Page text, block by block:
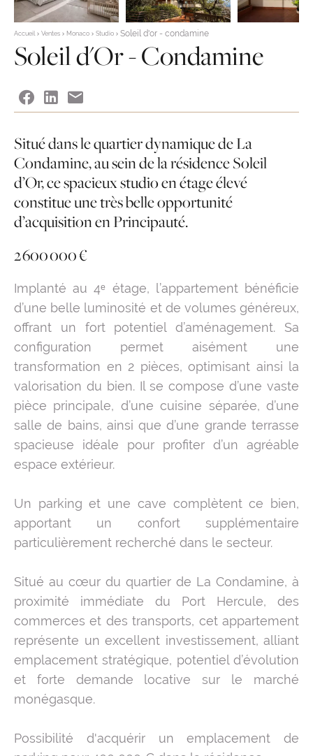
Accueil Ventes Monaco Studio Soleil d'or - condamine
Soleil d'Or - Condamine
Situé dans le quartier dynamique de La
Condamine, au sein de la résidence Soleil
d’Or, ce spacieux studio en étage élevé
constitue une très belle opportunité
d’acquisition en Principauté.
2 600 000 €
Implanté au 4ᵉ étage, l’appartement bénéficie
d’une belle luminosité et de volumes généreux,
offrant un fort potentiel d’aménagement. Sa
configuration permet aisément une
transformation en 2 pièces, optimisant ainsi la
valorisation du bien. Il se compose d’une vaste
pièce principale, d’une cuisine séparée, d’une
salle de bains, ainsi que d’une grande terrasse
spacieuse idéale pour profiter d’un agréable
espace extérieur.
Un parking et une cave complètent ce bien,
apportant un confort supplémentaire
particulièrement recherché dans le secteur.
Situé au cœur du quartier de La Condamine, à
proximité immédiate du Port Hercule, des
commerces et des transports, cet appartement
représente un excellent investissement, alliant
emplacement stratégique, potentiel d’évolution
et forte demande locative sur le marché
monégasque.
Possibilité d'acquérir un emplacement de